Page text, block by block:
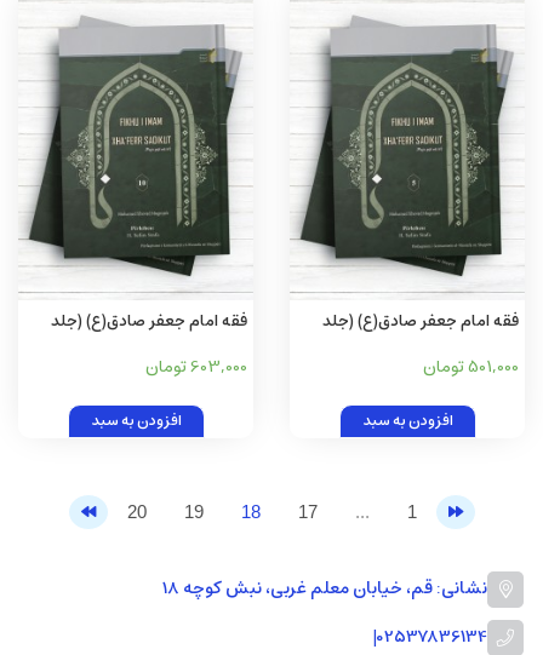
فقه امام جعفر صادق(ع) (جلد
پنجم) (آلبانيايی)
501,000 تومان
افزودن به سبد
فقه امام جعفر صادق(ع) (جلد
دهم) (آلبانيايی)
603,000 تومان
افزودن به سبد
1
...
17
18
19
20
نشانی: قم، خیابان معلم غربی، نبش کوچه 18
02537836134
|